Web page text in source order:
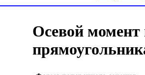
Осевой момент